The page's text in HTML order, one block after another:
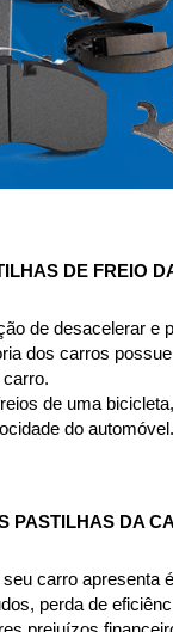
DE FREIO
de desacelerar
dos carros
de uma
do automóvel.
PASTILHAS DA
carro
perda de